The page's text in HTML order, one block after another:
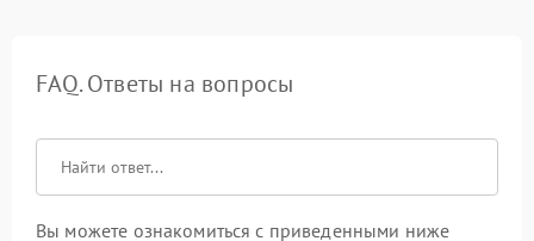
FAQ. Ответы на вопросы
Вы можете ознакомиться с приведенными ниже